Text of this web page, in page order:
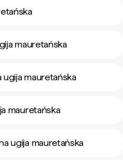
mauretańska
mauretańska
mauretańska
ugija mauretańska